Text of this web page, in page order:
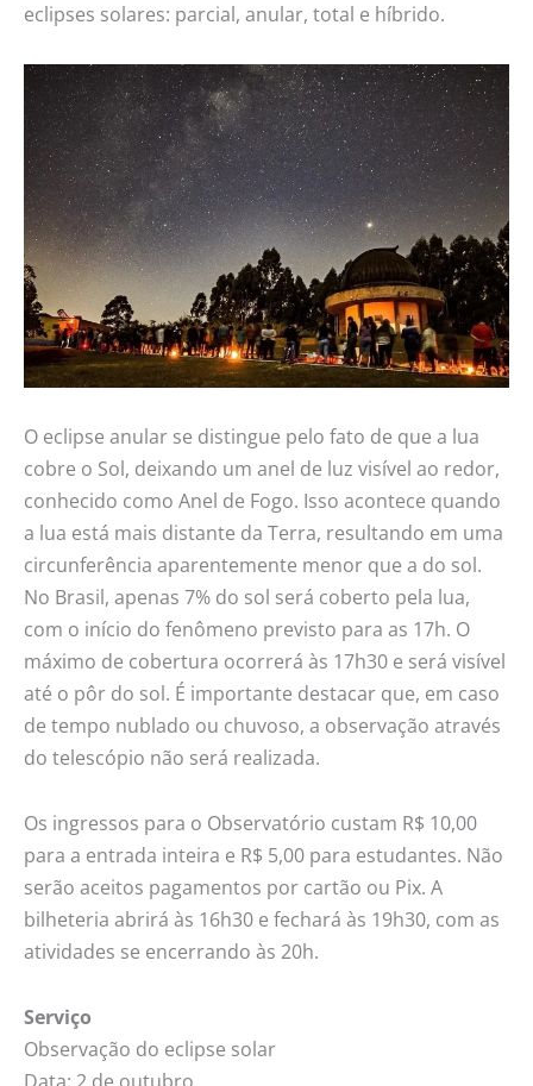
eclipses solares: parcial, anular, total e híbrido.
O eclipse anular se distingue pelo fato de que a lua
cobre o Sol, deixando um anel de luz visível ao redor,
conhecido como Anel de Fogo. Isso acontece quando
a lua está mais distante da Terra, resultando em uma
circunferência aparentemente menor que a do sol.
No Brasil, apenas 7% do sol será coberto pela lua,
com o início do fenômeno previsto para as 17h. O
máximo de cobertura ocorrerá às 17h30 e será visível
até o pôr do sol. É importante destacar que, em caso
de tempo nublado ou chuvoso, a observação através
do telescópio não será realizada.
Os ingressos para o Observatório custam R$ 10,00
para a entrada inteira e R$ 5,00 para estudantes. Não
serão aceitos pagamentos por cartão ou Pix. A
bilheteria abrirá às 16h30 e fechará às 19h30, com as
atividades se encerrando às 20h.
Serviço
Observação do eclipse solar